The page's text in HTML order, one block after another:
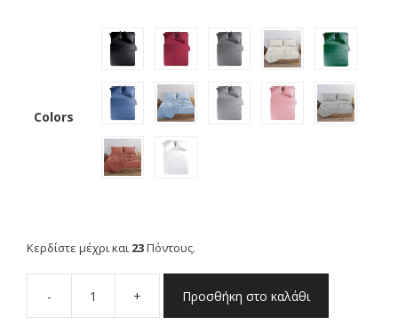
Colors
Κερδίστε μέχρι και 23Πόντους.
-
NEF
ΣΕΝΤΟΝΙ
+ Προσθήκη στο καλάθι